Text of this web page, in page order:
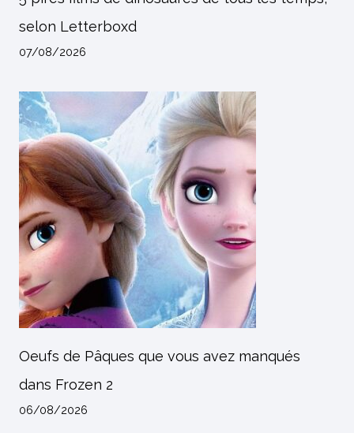
selon Letterboxd
07/08/2026
Oeufs de Pâques que vous avez manqués
dans Frozen 2
06/08/2026